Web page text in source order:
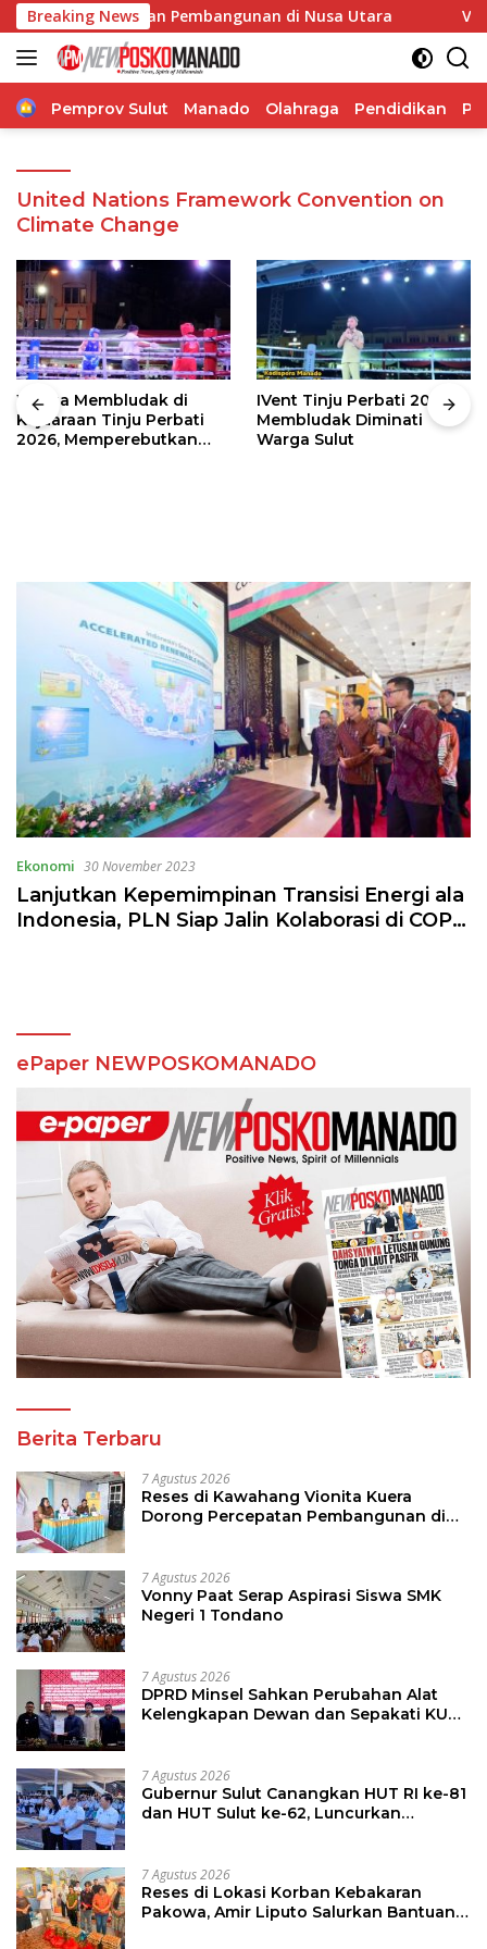
Langsung
ke
konten
Breaking News
Percepatan Pembangunan di Nusa Utara Vonny
Home
Pemprov Sulut Manado Olahraga Pendidikan
United Nations Framework Convention on
Climate Change
Warga Membludak di
Kejuaraan Tinju Perbati
2026, Memperebutkan
IVent Tinju Perbati 2026
Membludak Diminati
Warga Sulut
Ekonomi 30 November 2023
Lanjutkan Kepemimpinan Transisi Energi ala
Indonesia, PLN Siap Jalin Kolaborasi di COP
ePaper NEWPOSKOMANADO
Berita Terbaru
7 Agustus 2026
Reses di Kawahang Vionita Kuera
Dorong Percepatan Pembangunan di
7 Agustus 2026
Vonny Paat Serap Aspirasi Siswa SMK
Negeri 1 Tondano
7 Agustus 2026
DPRD Minsel Sahkan Perubahan Alat
Kelengkapan Dewan dan Sepakati KUA-
7 Agustus 2026
Gubernur Sulut Canangkan HUT RI ke-81
dan HUT Sulut ke-62, Luncurkan
7 Agustus 2026
Reses di Lokasi Korban Kebakaran
Pakowa, Amir Liputo Salurkan Bantuan